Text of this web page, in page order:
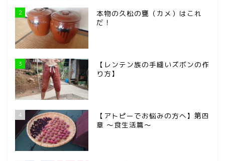
2
本物の久松の甕（カメ）はこれ
だ！
3
【レンテン族の手縫いズボンの作
り方】
4
【アトピーでお悩みの方へ】第四
章 ～食生活篇～